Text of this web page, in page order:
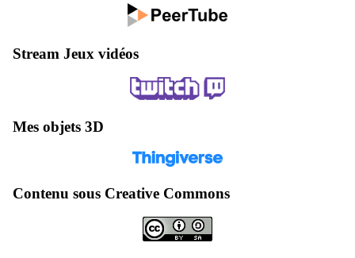
Stream Jeux vidéos
Mes objets 3D
Contenu sous Creative Commons